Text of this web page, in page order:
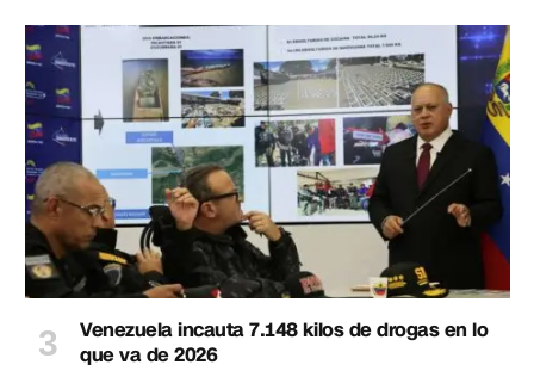
Venezuela incauta 7.148 kilos de drogas en lo
que va de 2026